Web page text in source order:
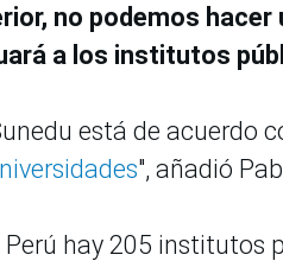
no podemos
a los institutos
está de acuerdo
", añadió
Perú hay 205 institutos